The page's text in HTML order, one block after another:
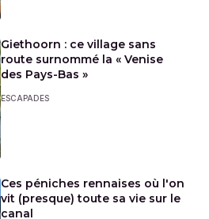
Giethoorn : ce village sans
route surnommé la « Venise
des Pays-Bas »
ESCAPADES
Ces péniches rennaises où l'on
vit (presque) toute sa vie sur le
canal